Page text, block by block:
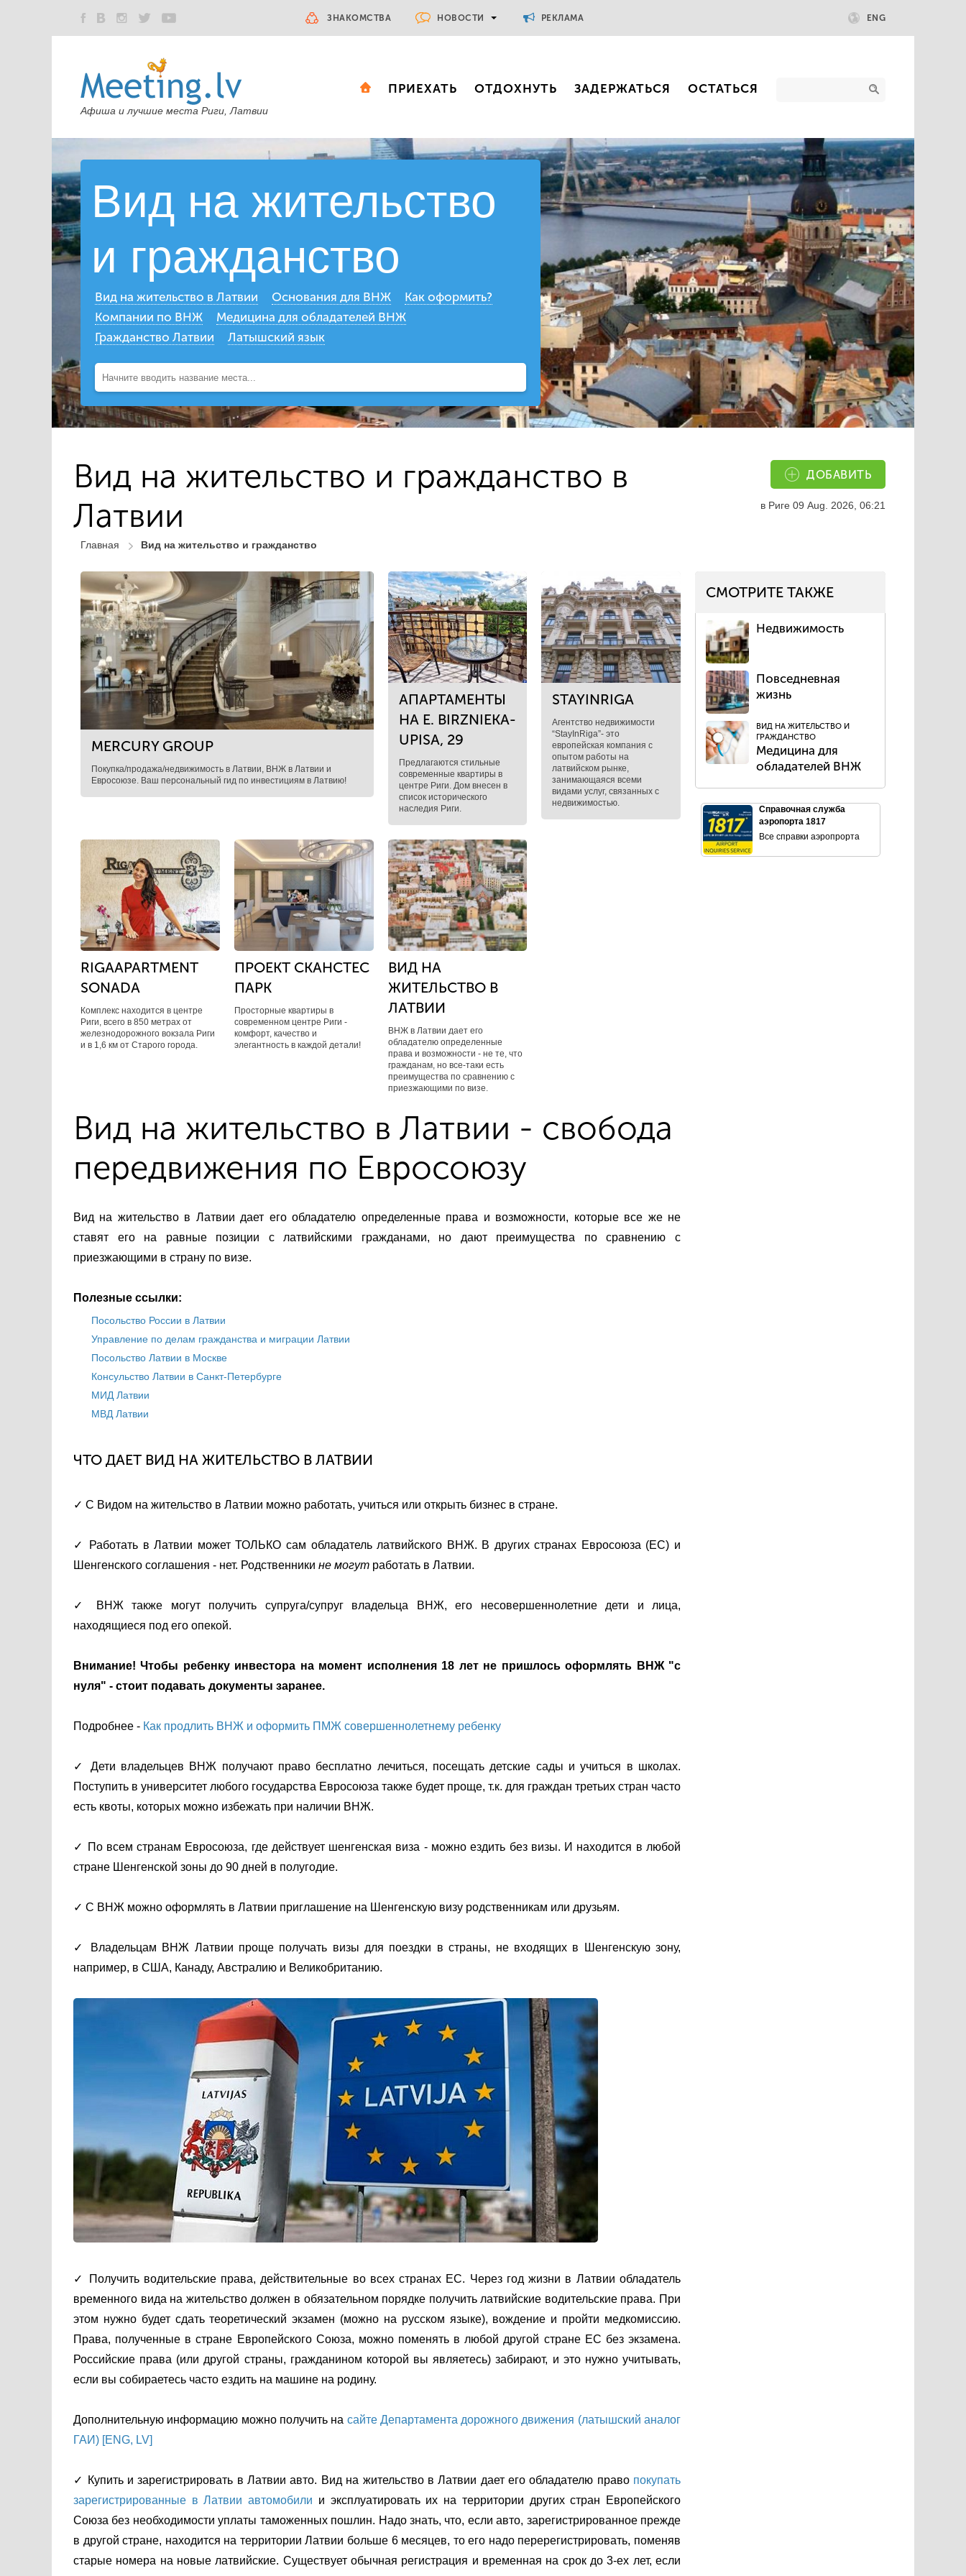
ЗНАКОМСТВА НОВОСТИ РЕКЛАМА ENG
Афиша и лучшие места Риги, Латвии
ПРИЕХАТЬ ОТДОХНУТЬ ЗАДЕРЖАТЬСЯ ОСТАТЬСЯ
Вид на жительство
и гражданство
Вид на жительство в Латвии Основания для ВНЖ
Как оформить?
Компании по ВНЖ
Медицина для обладателей ВНЖ
Гражданство Латвии
Латышский язык
Вид на жительство и гражданство в
Латвии
Главная Вид на жительство и гражданство
ДОБАВИТЬ
в Риге 09 Aug. 2026, 06:21
MERCURY GROUP
Покупка/продажа/недвижимость в Латвии, ВНЖ в Латвии и
Евросоюзе. Ваш персональный гид по инвестициям в Латвию!
АПАРТАМЕНТЫ
НА E. BIRZNIEKA-
UPISA, 29
Предлагаются стильные
современные квартиры в
центре Риги. ​Дом внесен в
список исторического
наследия Риги.​
STAYINRIGA
Агентство недвижимости
“StayInRiga”- это
европейская компания с
опытом работы на
латвийском рынке,
занимающаяся всеми
видами услуг, связанных с
недвижимостью.
RIGAAPARTMENT
SONADA
Комплекс находится в центре
Риги, всего в 850 метрах от
железнодорожного вокзала Риги
и в 1,6 км от Старого города.
ПРОЕКТ СКАНСТЕС
ПАРК
Просторные квартиры в
современном центре Риги -
комфорт, качество и
элегантность в каждой детали!
ВИД НА
ЖИТЕЛЬСТВО В
ЛАТВИИ
ВНЖ в Латвии дает его
обладателю определенные
права и возможности - не те, что
гражданам, но все-таки есть
преимущества по сравнению с
приезжающими по визе.
Вид на жительство в Латвии - свобода
передвижения по Евросоюзу
Вид на жительство в Латвии дает его обладателю определенные права и возможности, которые все же не
ставят его на равные позиции с латвийскими гражданами, но дают преимущества по сравнению с
приезжающими в страну по визе.
Полезные ссылки:
Посольство России в Латвии
Управление по делам гражданства и миграции Латвии
Посольство Латвии в Москве
Консульство Латвии в Санкт-Петербурге
МИД Латвии
МВД Латвии
ЧТО ДАЕТ ВИД НА ЖИТЕЛЬСТВО В ЛАТВИИ
✓ C Видом на жительство в Латвии можно работать, учиться или открыть бизнес в стране.
✓ Работать в Латвии может ТОЛЬКО сам обладатель латвийского ВНЖ. В других странах Евросоюза (ЕС) и
Шенгенского соглашения - нет. Родственники не могут работать в Латвии.
✓ ВНЖ также могут получить супруга/супруг владельца ВНЖ, его несовершеннолетние дети и лица,
находящиеся под его опекой.
Внимание! Чтобы ребенку инвестора на момент исполнения 18 лет не пришлось оформлять ВНЖ "с
нуля" - стоит подавать документы заранее.
Подробнее - Как продлить ВНЖ и оформить ПМЖ совершеннолетнему ребенку
✓ Дети владельцев ВНЖ получают право бесплатно лечиться, посещать детские сады и учиться в школах.
Поступить в университет любого государства Евросоюза также будет проще, т.к. для граждан третьих стран часто
есть квоты, которых можно избежать при наличии ВНЖ.
✓ По всем странам Евросоюза, где действует шенгенская виза - можно ездить без визы. И находится в любой
стране Шенгенской зоны до 90 дней в полугодие.
✓ С ВНЖ можно оформлять в Латвии приглашение на Шенгенскую визу родственникам или друзьям.
✓ Владельцам ВНЖ Латвии проще получать визы для поездки в страны, не входящих в Шенгенскую зону,
например, в США, Канаду, Австралию и Великобританию.
✓ Получить водительские права, действительные во всех странах ЕС. Через год жизни в Латвии обладатель
временного вида на жительство должен в обязательном порядке получить латвийские водительские права. При
этом нужно будет сдать теоретический экзамен (можно на русском языке), вождение и пройти медкомиссию.
Права, полученные в стране Европейского Союза, можно поменять в любой другой стране ЕС без экзамена.
Российские права (или другой страны, гражданином которой вы являетесь) забирают, и это нужно учитывать,
если вы собираетесь часто ездить на машине на родину.
Дополнительную информацию можно получить на сайте Департамента дорожного движения (латышский аналог
ГАИ) [ENG, LV]
✓ Купить и зарегистрировать в Латвии авто. Вид на жительство в Латвии дает его обладателю право покупать
зарегистрированные в Латвии автомобили и эксплуатировать их на территории других стран Европейского
Союза без необходимости уплаты таможенных пошлин. Надо знать, что, если авто, зарегистрированное прежде
в другой стране, находится на территории Латвии больше 6 месяцев, то его надо перерегистрировать, поменяв
старые номера на новые латвийские. Существует обычная регистрация и временная на срок до 3-ех лет, если
СМОТРИТЕ ТАКЖЕ
Недвижимость
Повседневная
жизнь
ВИД НА ЖИТЕЛЬСТВО И
ГРАЖДАНСТВО
Медицина для
обладателей ВНЖ
Справочная служба
аэропорта 1817
Все справки аэропрорта